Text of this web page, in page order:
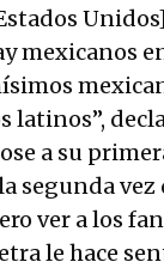
mexicanos
latinos”,
a su
segunda
ver a los
le hace